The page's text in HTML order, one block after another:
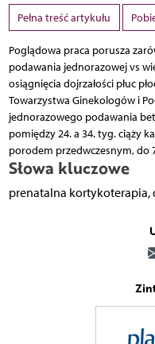
Pełna treść artykułu
Poglądowa praca porusza
podawania jednorazowej vs
osiągnięcia dojrzałości płuc
Towarzystwa Ginekologów i
jednorazowego podawania
pomiędzy 24. a 34. tyg. ciąży
porodem przedwczesnym, do
Słowa kluczowe
prenatalna kortykoterapia,